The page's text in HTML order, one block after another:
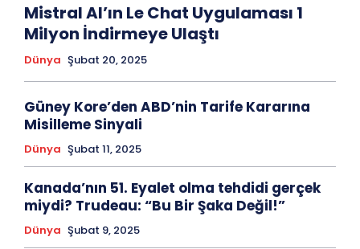
Mistral AI’ın Le Chat Uygulaması 1
Milyon İndirmeye Ulaştı
Dünya Şubat 20, 2025
Güney Kore’den ABD’nin Tarife Kararına
Misilleme Sinyali
Dünya Şubat 11, 2025
Kanada’nın 51. Eyalet olma tehdidi gerçek
miydi? Trudeau: “Bu Bir Şaka Değil!”
Dünya Şubat 9, 2025